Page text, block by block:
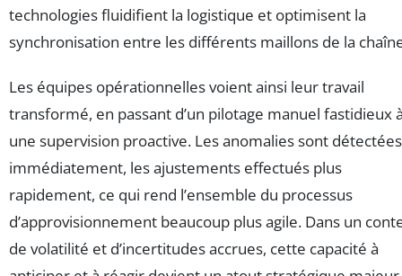
technologies fluidifient la logistique et optimisent la
synchronisation entre les différents maillons de la
Les équipes opérationnelles voient ainsi leur travail
transformé, en passant d’un pilotage manuel fastidieux
une supervision proactive. Les anomalies sont détectées
immédiatement, les ajustements effectués plus
rapidement, ce qui rend l’ensemble du processus
d’approvisionnement beaucoup plus agile. Dans un
de volatilité et d’incertitudes accrues, cette capacité à